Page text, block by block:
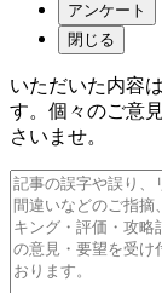
アンケート
閉じる
いただいた内容
す。個々のご意
さいませ。